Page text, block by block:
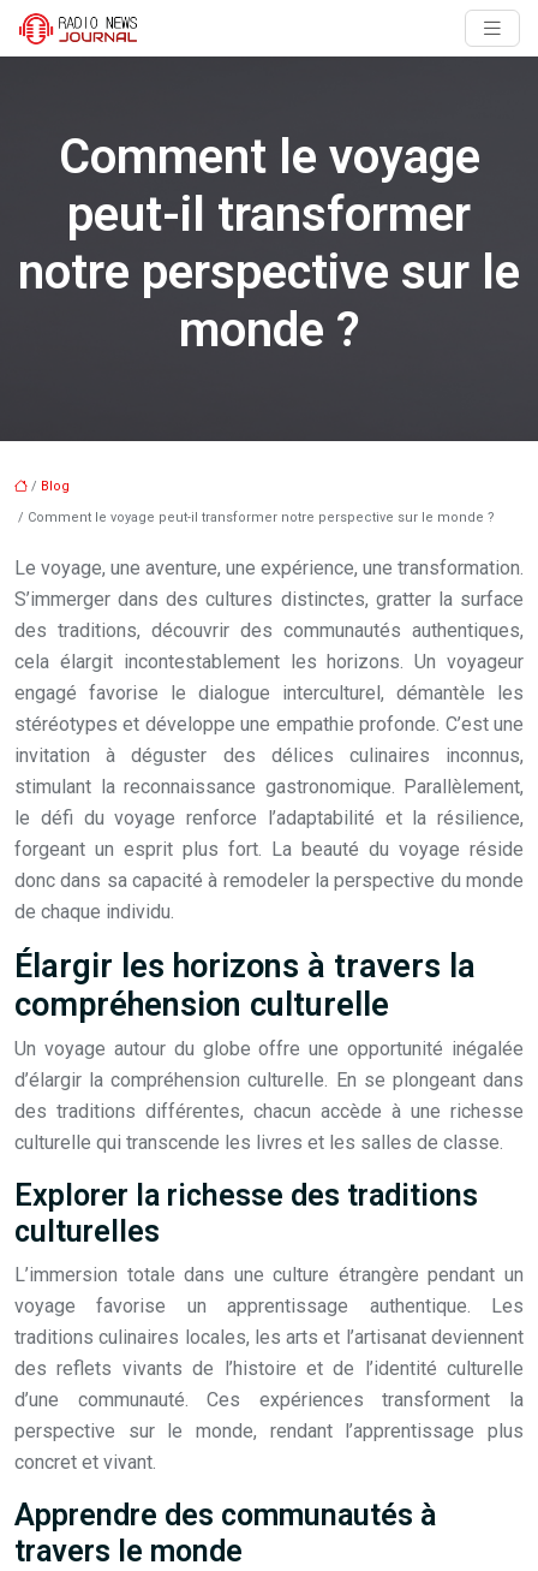
Comment le voyage
peut-il transformer
notre perspective sur le
monde ?
/ Blog
/ Comment le voyage peut-il transformer notre perspective sur le monde ?
Le voyage, une aventure, une expérience, une transformation.
S’immerger dans des cultures distinctes, gratter la surface
des traditions, découvrir des communautés authentiques,
cela élargit incontestablement les horizons. Un voyageur
engagé favorise le dialogue interculturel, démantèle les
stéréotypes et développe une empathie profonde. C’est une
invitation à déguster des délices culinaires inconnus,
stimulant la reconnaissance gastronomique. Parallèlement,
le défi du voyage renforce l’adaptabilité et la résilience,
forgeant un esprit plus fort. La beauté du voyage réside
donc dans sa capacité à remodeler la perspective du monde
de chaque individu.
Élargir les horizons à travers la
compréhension culturelle
Un voyage autour du globe offre une opportunité inégalée
d’élargir la compréhension culturelle. En se plongeant dans
des traditions différentes, chacun accède à une richesse
culturelle qui transcende les livres et les salles de classe.
Explorer la richesse des traditions
culturelles
L’immersion totale dans une culture étrangère pendant un
voyage favorise un apprentissage authentique. Les
traditions culinaires locales, les arts et l’artisanat deviennent
des reflets vivants de l’histoire et de l’identité culturelle
d’une communauté. Ces expériences transforment la
perspective sur le monde, rendant l’apprentissage plus
concret et vivant.
Apprendre des communautés à
travers le monde